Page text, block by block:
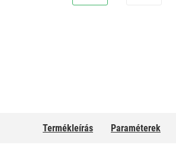
Termékleírás Paraméterek